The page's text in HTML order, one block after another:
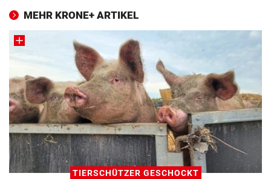
MEHR KRONE+ ARTIKEL
TIERSCHÜTZER GESCHOCKT